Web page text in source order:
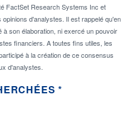
FactSet Research Systems Inc et
d'analystes. Il est rappelé qu'en
son élaboration, ni exercé un pouvoir
financiers. A toutes fins utiles, les
à la création de ce consensus
d'analystes.
*